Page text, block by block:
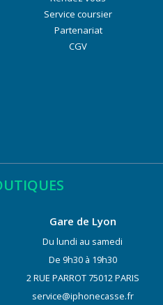
Service coursier
Partenariat
CGV
Gare de Lyon
Du lundi au samedi
De 9h30 à 19h30
2 RUE PARROT 75012 PARIS
service@iphonecasse.fr